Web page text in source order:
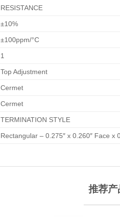
RESISTANCE
±10%
±100ppm/°C
1
Top Adjustment
Cermet
Cermet
TERMINATION STYLE
Rectangular – 0.275″ x 0.260″ Face
推荐产